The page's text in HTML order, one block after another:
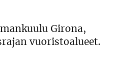
Girona,
vuoristoalueet.